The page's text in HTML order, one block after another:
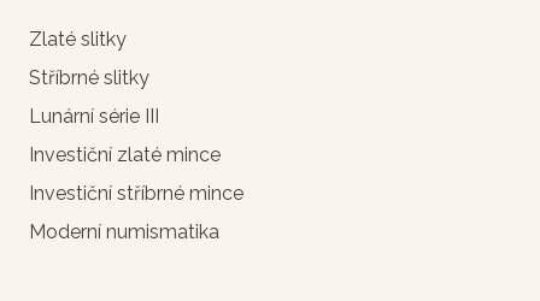
Zlaté slitky
Stříbrné slitky
Lunární série III
Investiční zlaté mince
Investiční stříbrné mince
Moderní numismatika